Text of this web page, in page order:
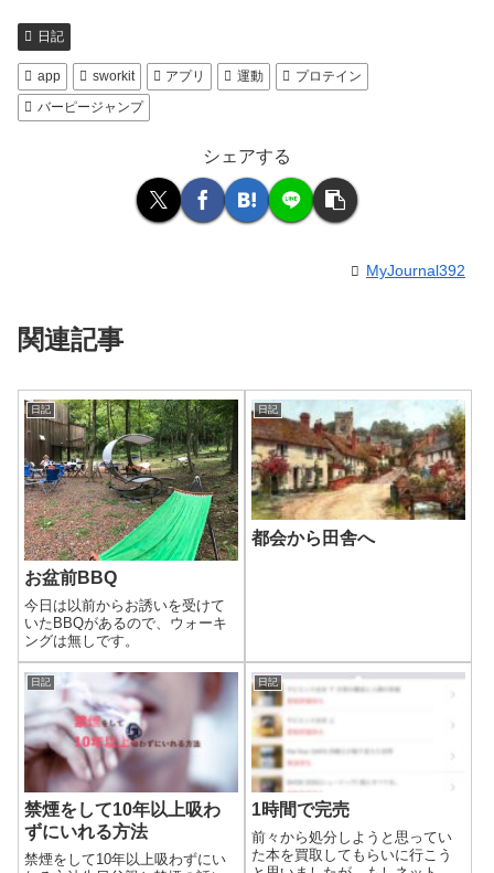
日記
app sworkit アプリ 運動
プロテイン
バーピージャンプ
シェアする
MyJournal392
関連記事
日記
お盆前BBQ
今日は以前からお誘いを受けて
いたBBQがあるので、ウォーキ
ングは無しです。
日記
都会から田舎へ
日記
禁煙をして10年以上吸わ
ずにいれる方法
禁煙をして10年以上吸わずにい
日記
1時間で完売
前々から処分しようと思ってい
た本を買取してもらいに行こう